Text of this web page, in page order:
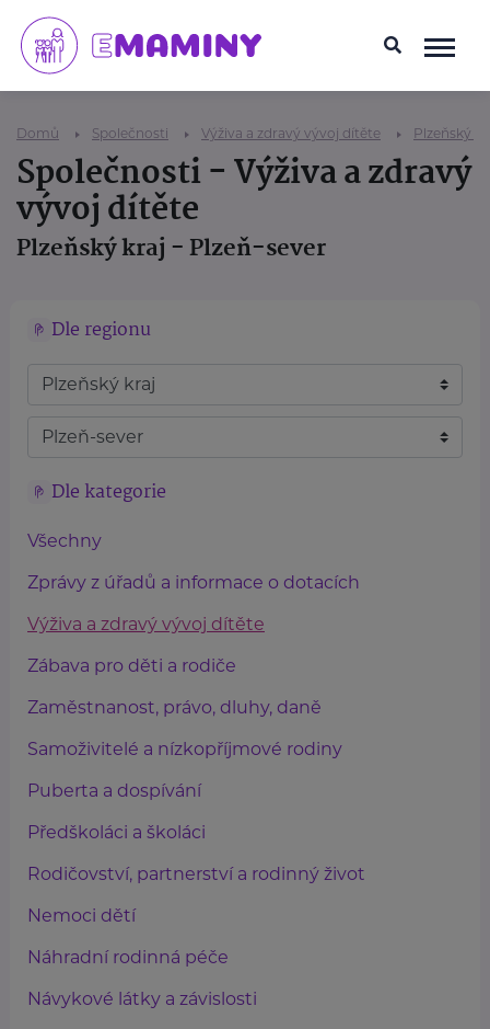
Domů Společnosti Výživa a zdravý vývoj dítěte Plzeňský
Společnosti - Výživa a zdravý
vývoj dítěte
Plzeňský kraj - Plzeň-sever
Dle regionu
Dle kategorie
Všechny
Zprávy z úřadů a informace o dotacích
Výživa a zdravý vývoj dítěte
Zábava pro děti a rodiče
Zaměstnanost, právo, dluhy, daně
Samoživitelé a nízkopříjmové rodiny
Puberta a dospívání
Předškoláci a školáci
Rodičovství, partnerství a rodinný život
Nemoci dětí
Náhradní rodinná péče
Návykové látky a závislosti